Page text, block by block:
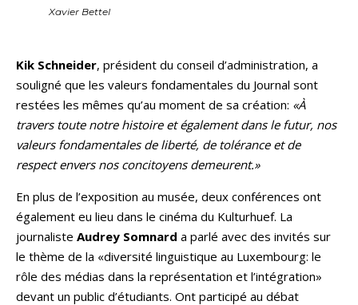
Xavier Bettel
Kik Schneider, président du conseil d’administration, a
souligné que les valeurs fondamentales du Journal sont
restées les mêmes qu’au moment de sa création: «À
travers toute notre histoire et également dans le futur, nos
valeurs fondamentales de liberté, de tolérance et de
respect envers nos concitoyens demeurent.»
En plus de l’exposition au musée, deux conférences ont
également eu lieu dans le cinéma du Kulturhuef. La
journaliste Audrey Somnard a parlé avec des invités sur
le thème de la «diversité linguistique au Luxembourg: le
rôle des médias dans la représentation et l’intégration»
devant un public d’étudiants. Ont participé au débat